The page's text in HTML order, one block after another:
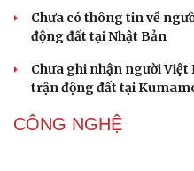
Chưa có thông tin về
động đất tại Nhật Bản
Chưa ghi nhận người
trận động đất tại
CÔNG NGHỆ